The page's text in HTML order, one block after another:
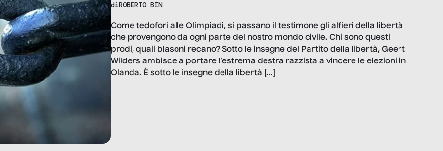
diROBERTO BIN
Come tedofori alle Olimpiadi, si passano il testimone gli alfieri della libertà
che provengono da ogni parte del nostro mondo civile. Chi sono questi
prodi, quali blasoni recano? Sotto le insegne del Partito della libertà, Geert
Wilders ambisce a portare l’estrema destra razzista a vincere le elezioni in
Olanda. È sotto le insegne della libertà […]